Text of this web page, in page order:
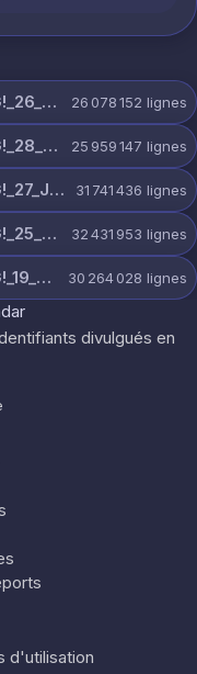
@UP_DAISYCLOUD_CHAMPIONING!_26_JULY_5597_ON_CHANNEL.rar 26 078 152 lignes
@UP_DAISYCLOUD_CHAMPIONING!_28_JULY_5218_ON_CHANNEL.rar 25 959 147 lignes
@UP_DAISYCLOUD_CHAMPIONING!_27_JULY_5982_ON_CHANNEL.rar 31 741 436 lignes
@UP_DAISYCLOUD_CHAMPIONING!_25_JULY_5797_ON_CHANNEL.rar 32 431 953 lignes
@UP_DAISYCLOUD_CHAMPIONING!_19_JULY_5790_ON_CHANNEL.rar 30 264 028 lignes
divulgués en
d'utilisation